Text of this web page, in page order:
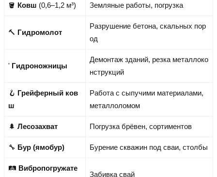
🪣 Ковш (0,6–1,2 м³) Земляные работы, погрузка
🔨 Гидромолот
Разрушение бетона, скальных пор
од
' Гидроножницы
Демонтаж зданий, резка металлоко
нструкций
🪝 Грейферный ков
ш
Работа с сыпучими материалами,
металлоломом
🌲 Лесозахват Погрузка брёвен, сортиментов
🔧 Бур (ямобур) Бурение скважин под сваи, столбы
🛤️ Вибропогружате
Забивка свай